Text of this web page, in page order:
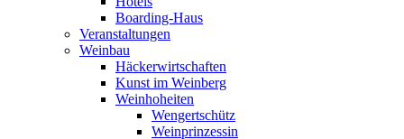
Boarding-Haus
Veranstaltungen
Weinbau
Häckerwirtschaften
Kunst im Weinberg
Weinhoheiten
Wengertschütz
Weinprinzessin